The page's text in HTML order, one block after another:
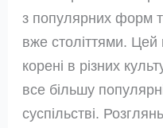
з популярних форм
вже століттями. Цей
корені в різних
все більшу
суспільстві.